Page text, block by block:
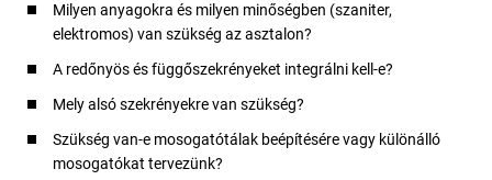
Milyen anyagokra és milyen minőségben (szaniter,
elektromos) van szükség az asztalon?
A redőnyös és függőszekrényeket integrálni kell-e?
Mely alsó szekrényekre van szükség?
Szükség van-e mosogatótálak beépítésére vagy különálló
mosogatókat tervezünk?